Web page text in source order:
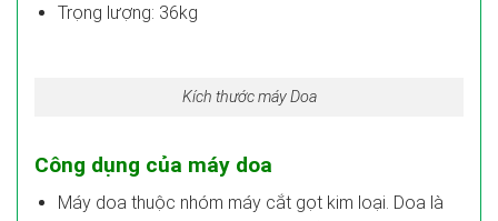
Trọng lượng: 36kg
Kích thước máy Doa
Công dụng của máy doa
Máy doa thuộc nhóm máy cắt gọt kim loại. Doa là